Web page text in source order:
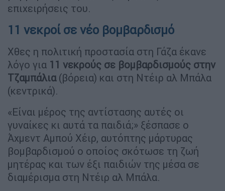
επιχειρήσεις του.
11 νεκροί σε νέο βομβαρδισμό
Χθες η πολιτική προστασία στη Γάζα έκανε
λόγο για 11 νεκρούς σε βομβαρδισμούς στην
Τζαμπάλια(βόρεια) και στη Ντέιρ αλ Μπάλα
(κεντρικά).
«Είναι μέρος της αντίστασης αυτές οι
γυναίκες κι αυτά τα παιδιά;» ξέσπασε ο
Άχμεντ Αμπού Χέιρ, αυτόπτης μάρτυρας
βομβαρδισμού ο οποίος σκότωσε τη ζωή
μητέρας και των έξι παιδιών της μέσα σε
διαμέρισμα στη Ντέιρ αλ Μπάλα.